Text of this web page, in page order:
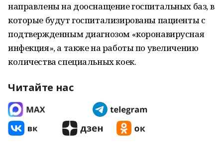
направлены на дооснащение госпитальных баз, в
которые будут госпитализированы пациенты с
подтвержденным диагнозом «коронавирусная
инфекция», а также на работы по увеличению
количества специальных коек.
Читайте нас